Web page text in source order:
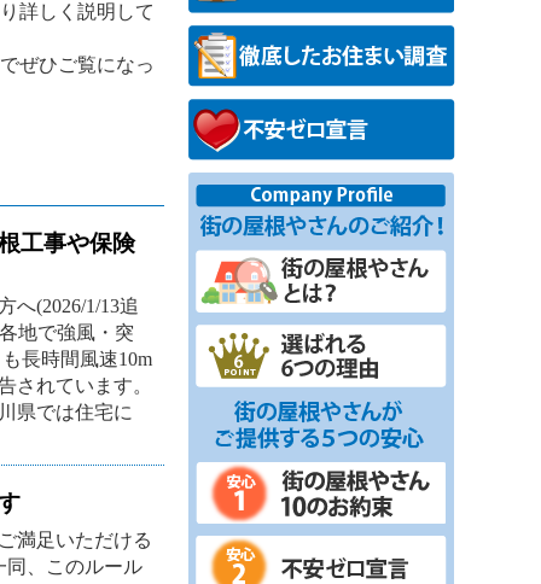
詳しく説明して
ぜひご覧になっ
工事や保険
へ(2026/1/13追
地で強風・突
長時間風速10m
されています。
県では住宅に
満足いただける
同、このルール